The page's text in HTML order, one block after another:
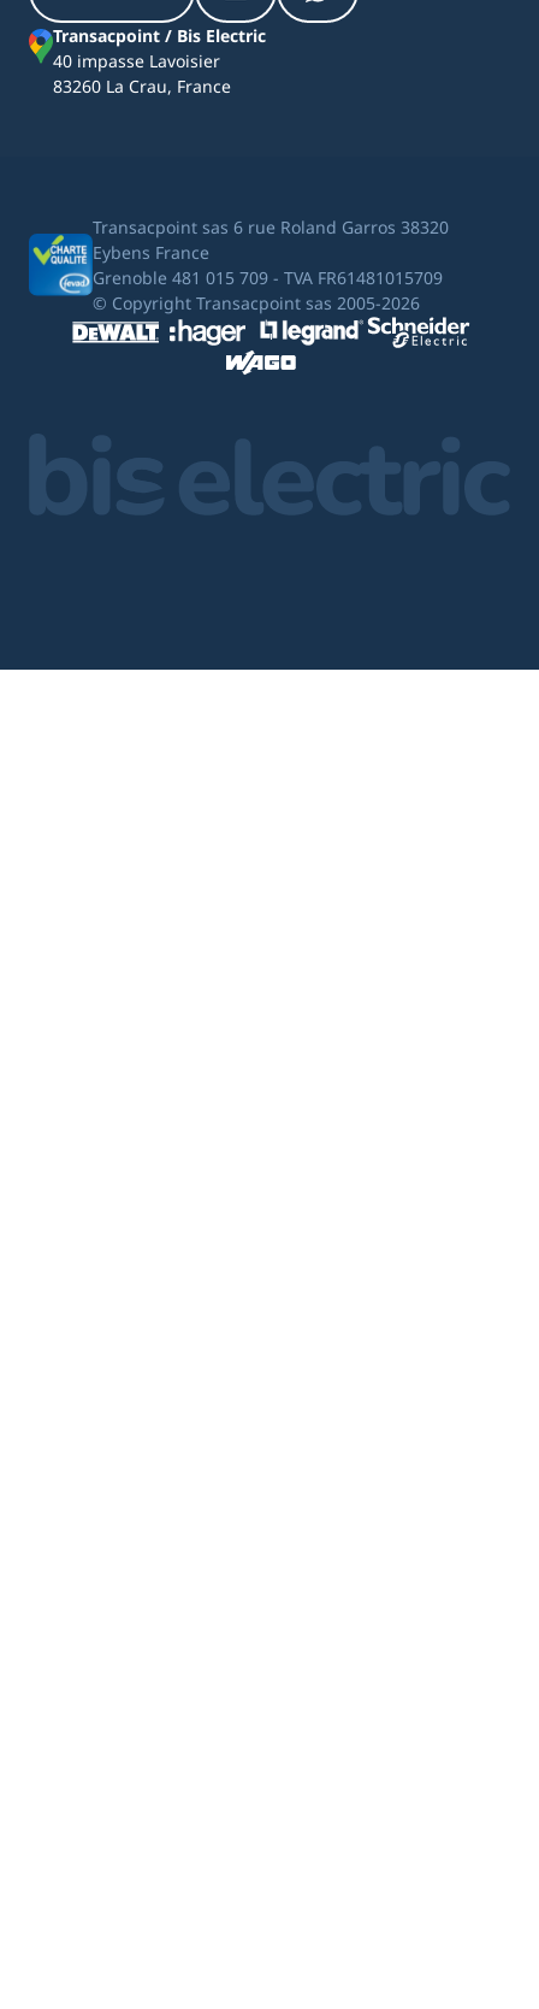
Transacpoint / Bis Electric
40 impasse Lavoisier
83260 La Crau, France
Transacpoint sas 6 rue Roland Garros 38320
Eybens France
Grenoble 481 015 709 - TVA FR61481015709
© Copyright Transacpoint sas 2005-2026